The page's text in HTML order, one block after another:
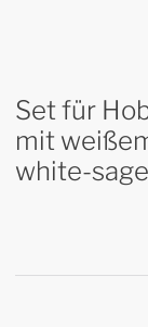
Set für
mit
white-sage